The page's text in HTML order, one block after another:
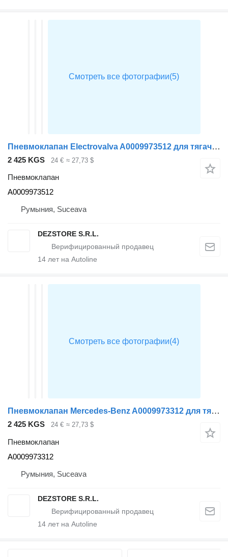
Пневмоклапан Electrovalva A0009973512 для тягача Mercedes-Benz AXOR
2 425 KGS 24 € ≈ 27,73 $
Пневмоклапан
A0009973512
Румыния, Suceava
DEZSTORE S.R.L.
14 лет на Autoline
Пневмоклапан Mercedes-Benz A0009973312 для тягача Mercedes-Benz ACTROS MP4
2 425 KGS 24 € ≈ 27,73 $
Пневмоклапан
A0009973312
Румыния, Suceava
DEZSTORE S.R.L.
14 лет на Autoline